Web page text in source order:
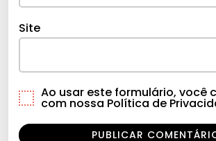
Site
Ao usar este formulário, você
com nossa Política de